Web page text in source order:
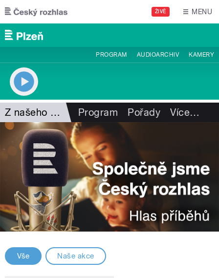
Přejít k hlavnímu obsahu
ŽIVĚ MENU
PROGRAM AUDIOARCHIV KAMERY
Z našeho vysílání Program Pořady Více…
Vše Naše akce